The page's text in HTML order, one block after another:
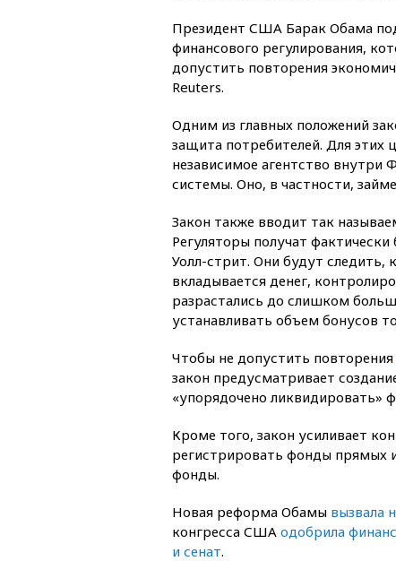
Президент США Барак Обама
финансового регулирования,
допустить повторения
Reuters.
Одним из главных положений
защита потребителей. Для этих
независимое агентство внутри
системы. Оно, в частности,
Закон также вводит так
Регуляторы получат
Уолл-стрит. Они будут следить,
вкладывается денег,
разрастались до слишком
устанавливать объем бонусов
Чтобы не допустить повторения
закон предусматривает
«упорядочено ликвидировать»
Кроме того, закон усиливает
регистрировать фонды прямых
фонды.
Новая реформа Обамы вызвала
конгресса США одобрила
и сенат.